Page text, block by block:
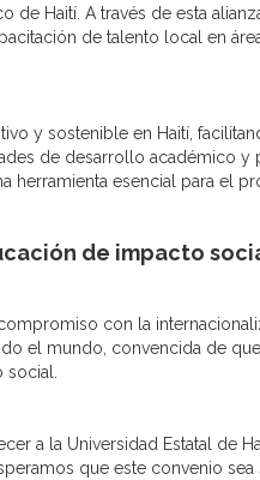
Haití. A través de esta
de talento local en
y sostenible en Haití,
de desarrollo académico y
esencial para el
de impacto
con la
el mundo, convencida de
a la Universidad Estatal de
que este convenio